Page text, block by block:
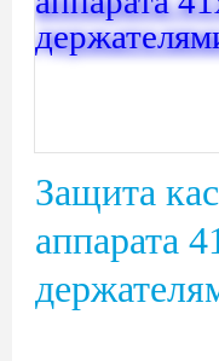
Защита
аппарата